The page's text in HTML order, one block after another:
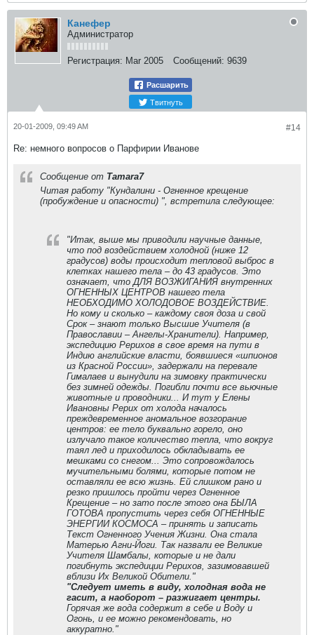
Канефер
Администратор
Регистрация: Mar 2005 Сообщений: 9639
Расшарить
Твитнуть
#14
20-01-2009, 09:49 AM
Re: немного вопросов о Парфирии Иванове
Сообщение от Tamara7
Читая работу "Кундалини - Огненное крещение
(пробуждение и опасности) ", встретила следующее:
"Итак, выше мы приводили научные данные,
что под воздействием холодной (ниже 12
градусов) воды происходит тепловой выброс в
клетках нашего тела – до 43 градусов. Это
означает, что ДЛЯ ВОЗЖИГАНИЯ внутренних
ОГНЕННЫХ ЦЕНТРОВ нашего тела
НЕОБХОДИМО ХОЛОДОВОЕ ВОЗДЕЙСТВИЕ.
Но кому и сколько – каждому своя доза и свой
Срок – знают только Высшие Учителя (в
Православии – Ангелы-Хранители). Например,
экспедицию Рерихов в свое время на пути в
Индию английские власти, боявшиеся «шпионов
из Красной России», задержали на перевале
Гималаев и вынудили на зимовку практически
без зимней одежды. Погибли почти все вьючные
животные и проводники... И тут у Елены
Ивановны Рерих от холода началось
преждевременное аномальное возгорание
центров: ее тело буквально горело, оно
излучало такое количество тепла, что вокруг
таял лед и приходилось обкладывать ее
мешками со снегом... Это сопровождалось
мучительными болями, которые потом не
оставляли ее всю жизнь. Ей слишком рано и
резко пришлось пройти через Огненное
Крещение – но зато после этого она БЫЛА
ГОТОВА пропустить через себя ОГНЕННЫЕ
ЭНЕРГИИ КОСМОСА – принять и записать
Текст Огненного Учения Жизни. Она стала
Матерью Агни-Йоги. Так назвали ее Великие
Учителя Шамбалы, которые и не дали
погибнуть экспедиции Рерихов, зазимовавшей
вблизи Их Великой Обители."
"Следует иметь в виду, холодная вода не
гасит, а наоборот – разжигает центры.
Горячая же вода содержит в себе и Воду и
Огонь, и ее можно рекомендовать, но
аккуратно."